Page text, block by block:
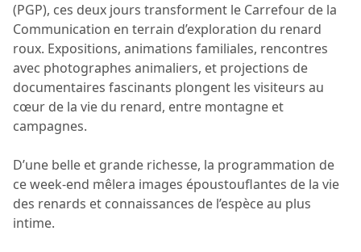
(PGP), ces deux jours transforment le Carrefour de la
Communication en terrain d’exploration du renard
roux. Expositions, animations familiales, rencontres
avec photographes animaliers, et projections de
documentaires fascinants plongent les visiteurs au
cœur de la vie du renard, entre montagne et
campagnes.
D’une belle et grande richesse, la programmation de
ce week-end mêlera images époustouflantes de la vie
des renards et connaissances de l’espèce au plus
intime.